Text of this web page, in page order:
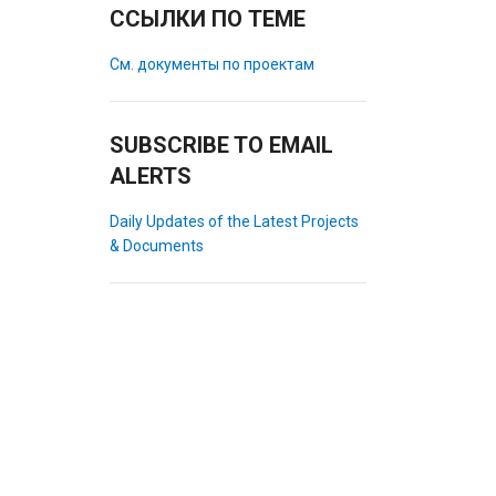
ССЫЛКИ ПО ТЕМЕ
См. документы по проектам
SUBSCRIBE TO EMAIL
ALERTS
Daily Updates of the Latest Projects
& Documents